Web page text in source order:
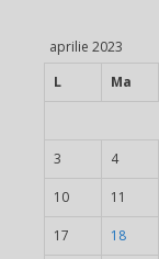
aprilie 2023
L
Ma
3 4
10 11
17 18